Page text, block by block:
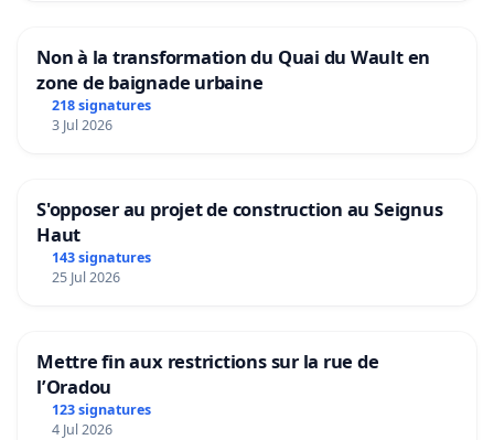
Non à la transformation du Quai du Wault en
zone de baignade urbaine
218 signatures
3 Jul 2026
S'opposer au projet de construction au Seignus
Haut
143 signatures
25 Jul 2026
Mettre fin aux restrictions sur la rue de
l’Oradou
123 signatures
4 Jul 2026